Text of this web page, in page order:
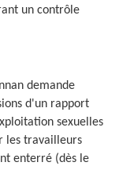
un contrôle
demande
d'un rapport
sexuelles
les travailleurs
enterré (dès le